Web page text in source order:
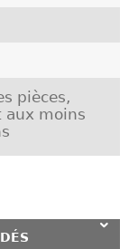
pièces,
aux moins